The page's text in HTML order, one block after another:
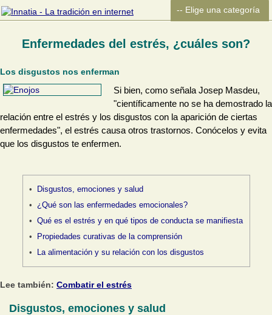
Enfermedades del estrés, ¿cuáles son?
Los disgustos nos enferman
Si bien, como señala Josep Masdeu,
"científicamente no se ha demostrado la
relación entre el estrés y los disgustos con la aparición de ciertas
enfermedades", el estrés causa otros trastornos. Conócelos y evita
que los disgustos te enfermen.
Disgustos, emociones y salud
¿Qué son las enfermedades emocionales?
Qué es el estrés y en qué tipos de conducta se manifiesta
Propiedades curativas de la comprensión
La alimentación y su relación con los disgustos
Lee también: Combatir el estrés
Disgustos, emociones y salud